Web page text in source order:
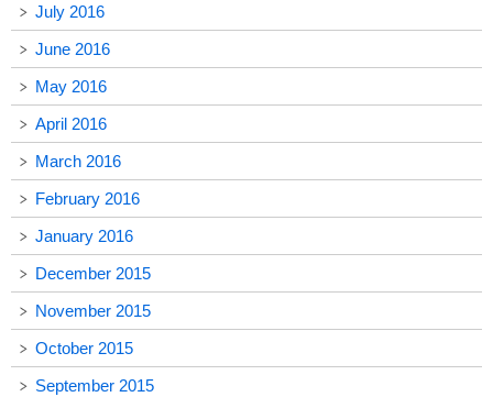
July 2016
June 2016
May 2016
April 2016
March 2016
February 2016
January 2016
December 2015
November 2015
October 2015
September 2015